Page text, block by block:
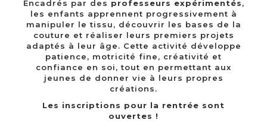
Encadrés par des professeurs expérimentés,
les enfants apprennent progressivement à
manipuler le tissu, découvrir les bases de la
couture et réaliser leurs premiers projets
adaptés à leur âge. Cette activité développe
patience, motricité fine, créativité et
confiance en soi, tout en permettant aux
jeunes de donner vie à leurs propres
créations.
Les inscriptions pour la rentrée sont
ouvertes !